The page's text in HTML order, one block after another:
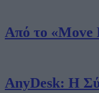
Από το «Move
AnyDesk: Η
Smart Press A.E. |
Fax: 210 5241900